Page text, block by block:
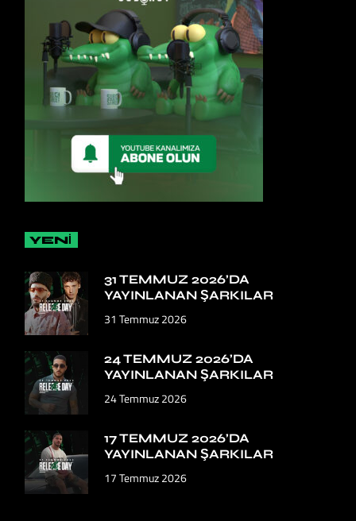
YENİ
31 TEMMUZ 2026’DA
YAYINLANAN ŞARKILAR
31 Temmuz 2026
24 TEMMUZ 2026’DA
YAYINLANAN ŞARKILAR
24 Temmuz 2026
17 TEMMUZ 2026’DA
YAYINLANAN ŞARKILAR
17 Temmuz 2026